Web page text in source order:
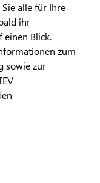
alle für Ihre
ihr
einen Blick.
zum
sowie zur